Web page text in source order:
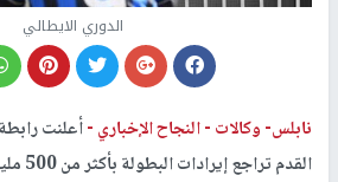
الدوري الايطالي
نابلس- وكالات -النجاح الإخباري -أعلنت